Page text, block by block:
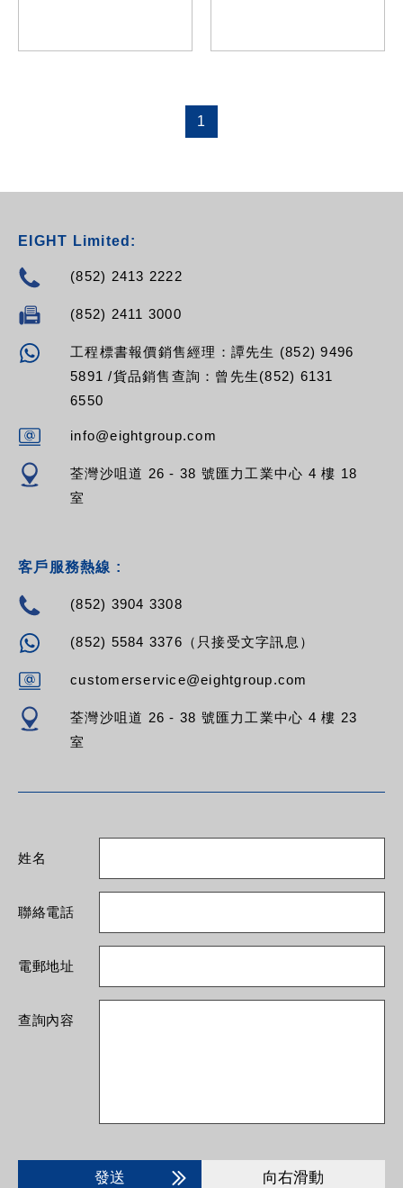
1
EIGHT Limited:
(852) 2413 2222
(852) 2411 3000
工程標書報價銷售經理：譚先生 (852) 9496
5891 /貨品銷售查詢：曾先生(852) 6131
6550
info@eightgroup.com
荃灣沙咀道 26 - 38 號匯力工業中心 4 樓 18
室
客戶服務熱線 :
(852) 3904 3308
(852) 5584 3376（只接受文字訊息）
customerservice@eightgroup.com
荃灣沙咀道 26 - 38 號匯力工業中心 4 樓 23
室
姓名
聯絡電話
電郵地址
查詢內容
發送 向右滑動